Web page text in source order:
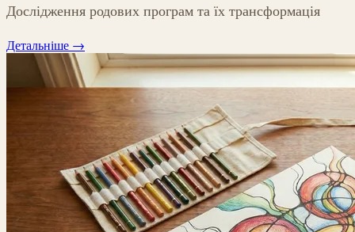
Дослідження родових програм та їх трансформація
Детальніше →